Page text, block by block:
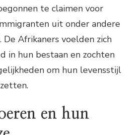
te claimen voor
uit onder andere
Afrikaners voelden zich
in hun bestaan en zochten
om hun levensstijl
en hun